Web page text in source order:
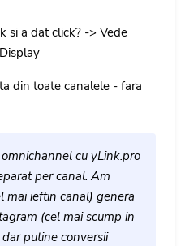
si a dat click? -> Vede
din toate canalele - fara
cu yLink.pro
per canal. Am
mai ieftin canal) genera
(cel mai scump in
putine conversii